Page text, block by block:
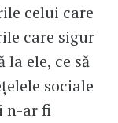
celui care
care sigur
la ele, ce să
sociale
n-ar fi